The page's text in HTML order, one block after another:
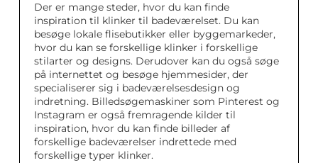
Der er mange steder, hvor du kan finde
inspiration til klinker til badeværelset. Du kan
besøge lokale flisebutikker eller byggemarkeder,
hvor du kan se forskellige klinker i forskellige
stilarter og designs. Derudover kan du også søge
på internettet og besøge hjemmesider, der
specialiserer sig i badeværelsesdesign og
indretning. Billedsøgemaskiner som Pinterest og
Instagram er også fremragende kilder til
inspiration, hvor du kan finde billeder af
forskellige badeværelser indrettede med
forskellige typer klinker.